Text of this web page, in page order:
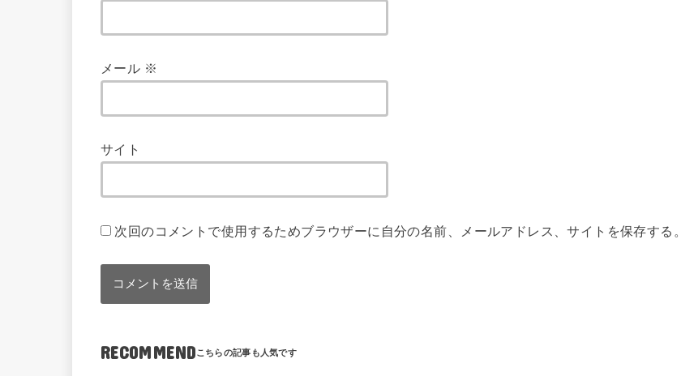
メール ※
サイト
次回のコメントで使用するためブラウザーに自分の名前、メールアドレス、サイトを保存する。
RECOMMEND